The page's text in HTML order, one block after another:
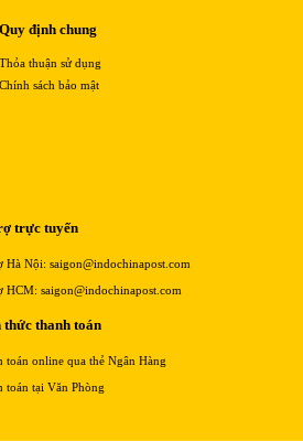
Quy định chung
Thỏa thuận sử dụng
Chính sách bảo mật
trực tuyến
Hà Nội: saigon@indochinapost.com
HCM: saigon@indochinapost.com
thức thanh toán
toán online qua thẻ Ngân Hàng
toán tại Văn Phòng